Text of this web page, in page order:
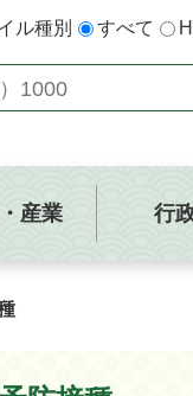
ル種別 すべて
産業 行